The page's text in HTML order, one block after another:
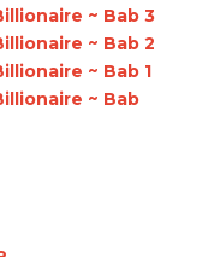
~ Bab 3
~ Bab 2
~ Bab 1
~ Bab